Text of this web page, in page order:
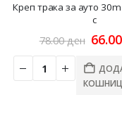
ден.
Креп трака за ауто
c
78.00ден
was:
78.00
66.00